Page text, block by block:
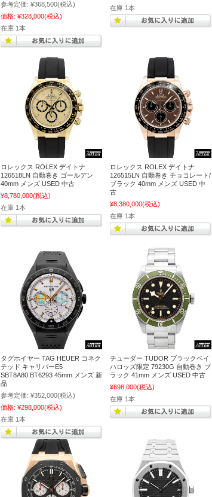
参考定価: ¥368,500(税込)
価格: ¥328,000(税込)
在庫 1本
在庫 1本
ロレックス ROLEX デイトナ
126518LN 自動巻き ゴールデン
40mm メンズ USED 中古
¥8,780,000(税込)
在庫 1本
ロレックス ROLEX デイトナ
126515LN 自動巻き チョコレート/
ブラック 40mm メンズ USED 中
古
¥8,380,000(税込)
在庫 1本
タグホイヤー TAG HEUER コネク
テッド キャリバーE5
SBT8A80.BT6293 45mm メンズ 新
品
参考定価: ¥352,000(税込)
価格: ¥298,000(税込)
在庫 1本
チューダー TUDOR ブラックベイ
ハロッズ限定 79230G 自動巻き ブ
ラック 41mm メンズ USED 中古
¥698,000(税込)
在庫 1本